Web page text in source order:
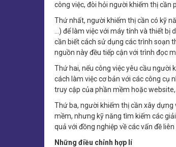
công việc, đòi hỏi người khiếm thị cần
Thứ nhất, người khiếm thị cần có kỹ
…) để làm việc với máy tính và thiết
cần biết cách sử dụng các trình soạn
nguồn này đều tiếp cận với trình đọc
Thứ hai, nếu công việc yêu cầu người
cách làm việc cơ bản với các công cụ
truy cập của phần mềm hoặc
Thứ ba, người khiếm thị cần xây
mềm, nhưng kỹ năng tìm kiếm các
quả với đồng nghiệp về các vấn đề
Những điều chỉnh hợp lí